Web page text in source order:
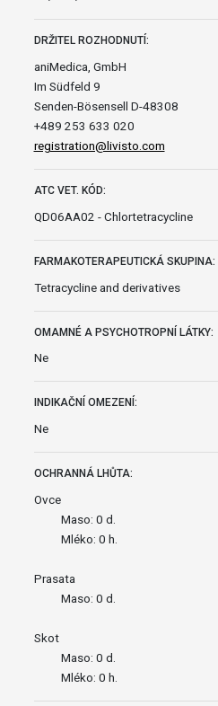
DRŽITEL ROZHODNUTÍ:
aniMedica, GmbH
Im Südfeld 9
Senden-Bösensell D-48308
+489 253 633 020
registration@livisto.com
ATC VET. KÓD:
QD06AA02 - Chlortetracycline
FARMAKOTERAPEUTICKÁ SKUPINA:
Tetracycline and derivatives
OMAMNÉ A PSYCHOTROPNÍ LÁTKY:
Ne
INDIKAČNÍ OMEZENÍ:
Ne
OCHRANNÁ LHŮTA:
Ovce
Maso: 0 d.
Mléko: 0 h.
Prasata
Maso: 0 d.
Skot
Maso: 0 d.
Mléko: 0 h.